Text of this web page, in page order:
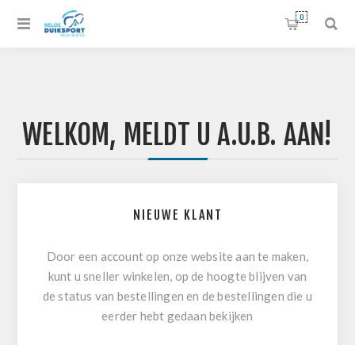
0
WELKOM, MELDT U A.U.B. AAN!
NIEUWE KLANT
Door een account op onze website aan te maken,
kunt u sneller winkelen, op de hoogte blijven van
de status van bestellingen en de bestellingen die u
eerder hebt gedaan bekijken